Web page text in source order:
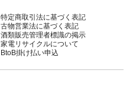
特定商取引法に基づく表記
古物営業法に基づく表記
酒類販売管理者標識の掲示
家電リサイクルについて
BtoB掛け払い申込